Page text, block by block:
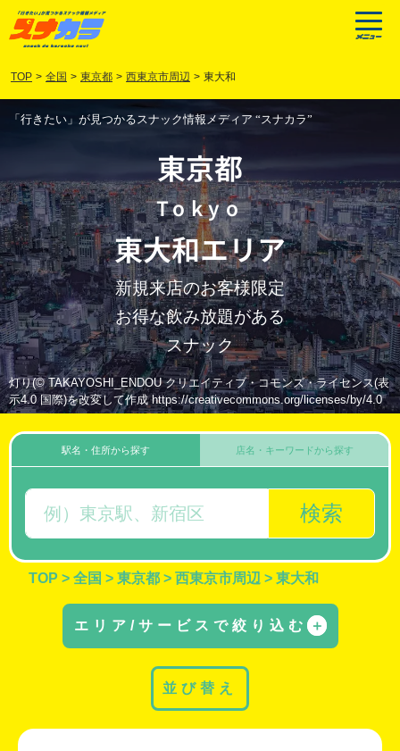
TOP > 全国 > 東京都 > 西東京市周辺 > 東大和
「行きたい」が見つかるスナック情報メディア “スナカラ”
東京都
Tokyo
東大和エリア
新規来店のお客様限定
お得な飲み放題がある
スナック
灯り(© TAKAYOSHI_ENDOU クリエイティブ・コモンズ・ライセンス(表
示4.0 国際)を改変して作成 https://creativecommons.org/licenses/by/4.0
駅名・住所から探す
検索
店名・キーワードから探す
TOP > 全国 > 東京都 > 西東京市周辺 > 東大和
エリア/サービスで絞り込む ＋
並び替え